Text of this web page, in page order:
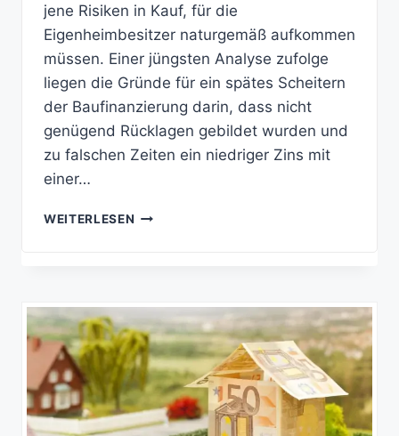
jene Risiken in Kauf, für die
Eigenheimbesitzer naturgemäß aufkommen
müssen. Einer jüngsten Analyse zufolge
liegen die Gründe für ein spätes Scheitern
der Baufinanzierung darin, dass nicht
genügend Rücklagen gebildet wurden und
zu falschen Zeiten ein niedriger Zins mit
einer…
WEITERLESEN FRAGEN
–
EINFACH
ERKLÄRT